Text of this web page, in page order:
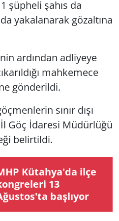
şüpheli şahıs da
yakalanarak gözaltına
ardından adliyeye
mahkemece
gönderildi.
sınır dışı
Göç İdaresi Müdürlüğü
belirtildi.
Kütahya'da ilçe
13
başlıyor